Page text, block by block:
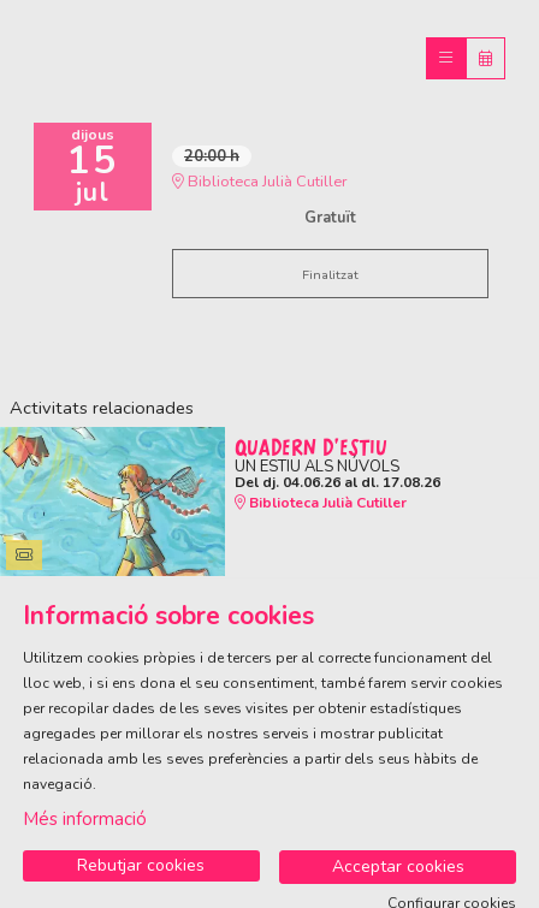
dijous
15
jul
20:00 h
Biblioteca Julià Cutiller
Gratuït
Finalitzat
Activitats relacionades
QUADERN D'ESTIU
UN ESTIU ALS NÚVOLS
Del dj. 04.06.26al dl. 17.08.26
Biblioteca Julià Cutiller
ÀREA DE CULTURA
Olivareta, 38 · T. 972 83 00 05cultura@llagostera.cat
Sitemap
Informació sobre cookies
Utilitzem cookies pròpies i de tercers per al correcte funcionament del
lloc web, i si ens dona el seu consentiment, també farem servir cookies
per recopilar dades de les seves visites per obtenir estadístiques
agregades per millorar els nostres serveis i mostrar publicitat
relacionada amb les seves preferències a partir dels seus hàbits de
navegació.
Més informació
Acceptar cookies
Rebutjar cookies
Configurar cookies